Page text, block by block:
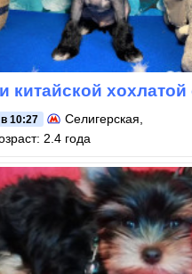
хохлатой
10:27 Селигерская,
2.4 года